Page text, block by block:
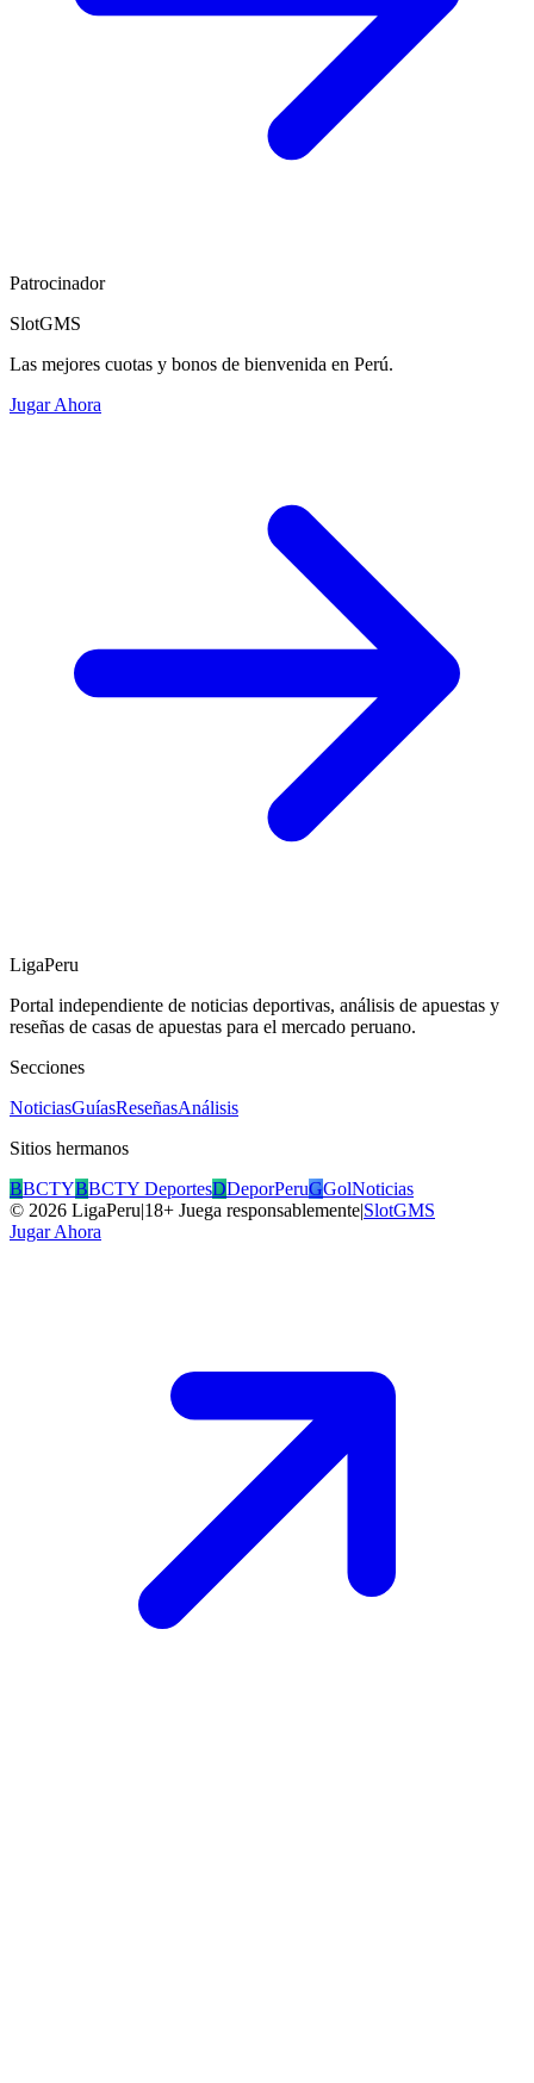
Patrocinador
SlotGMS
Las mejores cuotas y bonos de bienvenida en Perú.
Jugar Ahora
LigaPeru
Portal independiente de noticias deportivas, análisis de apuestas y
reseñas de casas de apuestas para el mercado peruano.
Secciones
NoticiasGuíasReseñasAnálisis
Sitios hermanos
BBCTYBBCTY DeportesDDeporPeruGGolNoticias
© 2026 LigaPeru|18+ Juega responsablemente|SlotGMS
Jugar Ahora